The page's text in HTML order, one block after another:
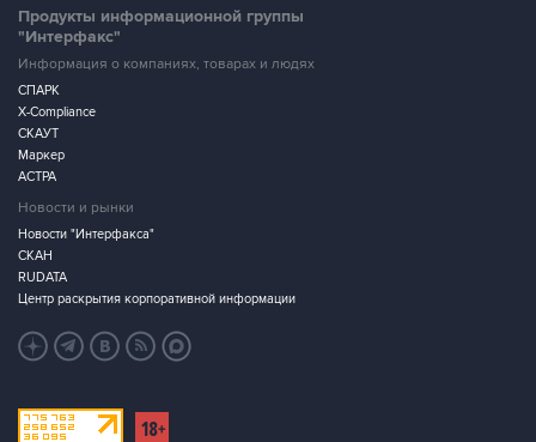
Продукты информационной группы
"Интерфакс"
Информация о компаниях, товарах и людях
СПАРК
X-Compliance
СКАУТ
Маркер
АСТРА
Новости и рынки
Новости "Интерфакса"
СКАН
RUDATA
Центр раскрытия корпоративной информации